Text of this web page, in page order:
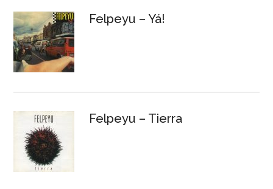
Felpeyu – Yá!
Felpeyu – Tierra